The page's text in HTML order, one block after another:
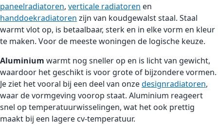
paneelradiatoren, verticale radiatoren en
handdoekradiatoren zijn van koudgewalst staal. Staal
warmt vlot op, is betaalbaar, sterk en in elke vorm en kleur
te maken. Voor de meeste woningen de logische keuze.
Aluminium warmt nog sneller op en is licht van gewicht,
waardoor het geschikt is voor grote of bijzondere vormen.
Je ziet het vooral bij een deel van onzedesignradiatoren,
waar de vormgeving voorop staat. Aluminium reageert
snel op temperatuurwisselingen, wat het ook prettig
maakt bij een lagere cv-temperatuur.